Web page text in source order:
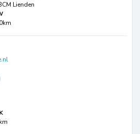
Lienden